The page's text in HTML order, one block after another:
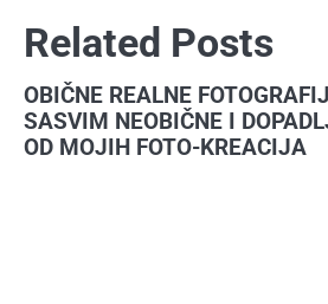
Related Posts
OBIČNE REALNE
SASVIM NEOBIČNE I
OD MOJIH FOTO-KREACIJA